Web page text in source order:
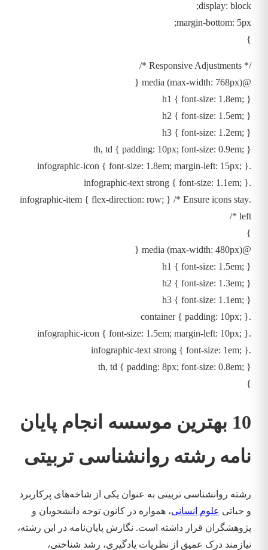
display: block;
margin-bottom: 5px;
}
/* Responsive Adjustments */
@media (max-width: 768px) {
h1 { font-size: 1.8em; }
h2 { font-size: 1.5em; }
h3 { font-size: 1.2em; }
th, td { padding: 10px; font-size: 0.9em; }
.infographic-icon { font-size: 1.8em; margin-left: 15px; }
.infographic-text strong { font-size: 1.1em; }
.infographic-item { flex-direction: row; } /* Ensure icons stay
left */
}
@media (max-width: 480px) {
h1 { font-size: 1.5em; }
h2 { font-size: 1.3em; }
h3 { font-size: 1.1em; }
.container { padding: 10px; }
.infographic-icon { font-size: 1.5em; margin-left: 10px; }
.infographic-text strong { font-size: 1em; }
th, td { padding: 8px; font-size: 0.8em; }
}
10 بهترین موسسه انجام پایان
نامه رشته روانشناسی تربیتی
رشته روانشناسی تربیتی به عنوان یکی از شاخه‌های پرکاربرد
و حیاتی علوم انسانی، همواره در کانون توجه دانشجویان و
پژوهشگران قرار داشته است. نگارش پایان‌نامه در این رشته،
نیازمند درک عمیق از نظریات یادگیری، رشد شناختی،